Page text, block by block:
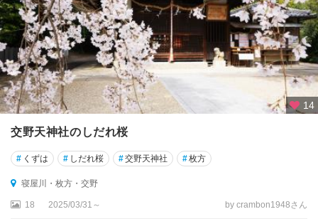
14
交野天神社のしだれ桜
# くずは # しだれ桜 #交野天神社 #枚方
寝屋川・枚方・交野
18 2025/03/31～ by crambon1948さん